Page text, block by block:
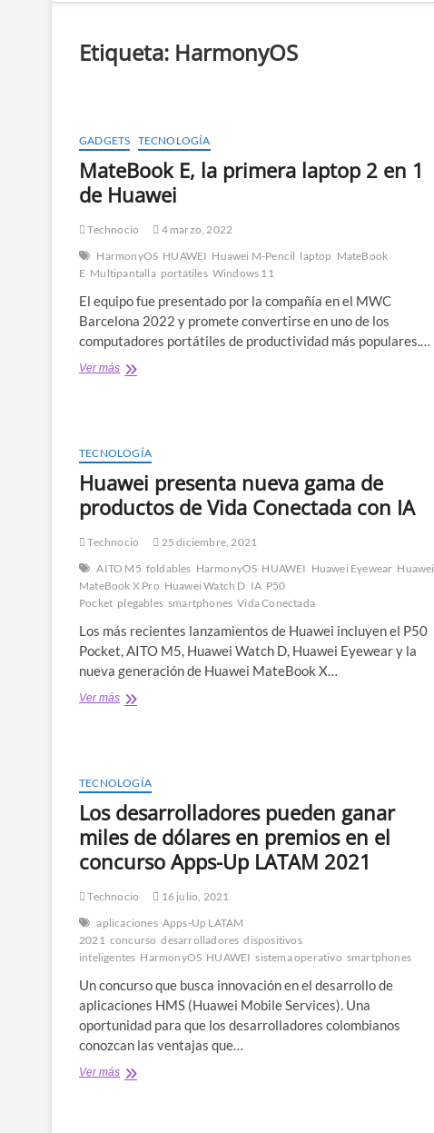
Etiqueta: HarmonyOS
GADGETS TECNOLOGÍA
MateBook E, la primera laptop 2 en 1
de Huawei
Technocio
4 marzo, 2022
HarmonyOS HUAWEI Huawei M-Pencil laptop MateBook
E Multipantalla portátiles Windows 11
El equipo fue presentado por la compañía en el MWC
Barcelona 2022 y promete convertirse en uno de los
computadores portátiles de productividad más populares.…
Ver másMateBook
2
en
1
de
Huawei
TECNOLOGÍA
Huawei presenta nueva gama de
productos de Vida Conectada con IA
Technocio
25 diciembre, 2021
AITO M5 foldables HarmonyOS HUAWEI Huawei Eyewear Huawei
MateBook X Pro Huawei Watch D IA P50
Pocket plegables smartphones Vida Conectada
Los más recientes lanzamientos de Huawei incluyen el P50
Pocket, AITO M5, Huawei Watch D, Huawei Eyewear y la
nueva generación de Huawei MateBook X…
Ver másHuawei
productos
de
Vida
Conectada
con
IA
TECNOLOGÍA
Los desarrolladores pueden ganar
miles de dólares en premios en el
concurso Apps-Up LATAM 2021
Technocio
16 julio, 2021
aplicaciones Apps-Up LATAM
2021 concurso desarrolladores dispositivos
inteligentes HarmonyOS HUAWEI sistema operativo smartphones
Un concurso que busca innovación en el desarrollo de
aplicaciones HMS (Huawei Mobile Services). Una
oportunidad para que los desarrolladores colombianos
conozcan las ventajas que…
Ver másLos